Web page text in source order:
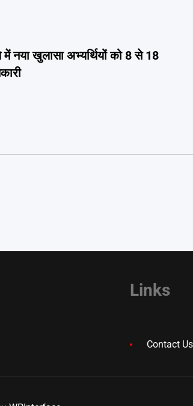
में नया खुलासा अभ्यर्थियों को 8 से 18
Links
Contact Us